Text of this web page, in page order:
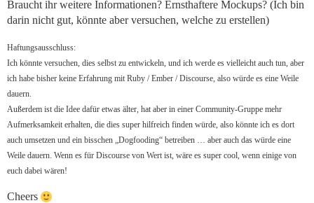
Braucht ihr weitere Informationen? Ernsthaftere Mockups? (Ich bin
darin nicht gut, könnte aber versuchen, welche zu erstellen)
Haftungsausschluss:
Ich könnte versuchen, dies selbst zu entwickeln, und ich werde es vielleicht auch tun, aber
ich habe bisher keine Erfahrung mit Ruby / Ember / Discourse, also würde es eine Weile
dauern.
Außerdem ist die Idee dafür etwas älter, hat aber in einer Community-Gruppe mehr
Aufmerksamkeit erhalten, die dies super hilfreich finden würde, also könnte ich es dort
auch umsetzen und ein bisschen „Dogfooding“ betreiben … aber auch das würde eine
Weile dauern. Wenn es für Discourse von Wert ist, wäre es super cool, wenn einige von
euch dabei wären!
Cheers